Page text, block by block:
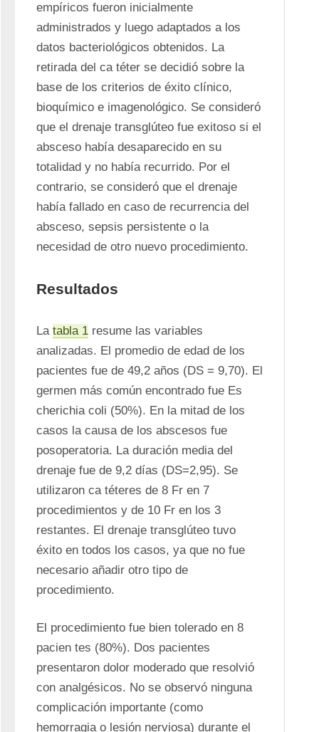
empíricos fueron inicialmente
administrados y luego adaptados a los
datos bacteriológicos obtenidos. La
retirada del ca téter se decidió sobre la
base de los criterios de éxito clínico,
bioquímico e imagenológico. Se consideró
que el drenaje transglúteo fue exitoso si el
absceso había desaparecido en su
totalidad y no había recurrido. Por el
contrario, se consideró que el drenaje
había fallado en caso de recurrencia del
absceso, sepsis persistente o la
necesidad de otro nuevo procedimiento.
Resultados
La tabla 1 resume las variables
analizadas. El promedio de edad de los
pacientes fue de 49,2 años (DS = 9,70). El
germen más común encontrado fue Es
cherichia coli (50%). En la mitad de los
casos la causa de los abscesos fue
posoperatoria. La duración media del
drenaje fue de 9,2 días (DS=2,95). Se
utilizaron ca téteres de 8 Fr en 7
procedimientos y de 10 Fr en los 3
restantes. El drenaje transglúteo tuvo
éxito en todos los casos, ya que no fue
necesario añadir otro tipo de
procedimiento.
El procedimiento fue bien tolerado en 8
pacien tes (80%). Dos pacientes
presentaron dolor moderado que resolvió
con analgésicos. No se observó ninguna
complicación importante (como
hemorragia o lesión nerviosa) durante el